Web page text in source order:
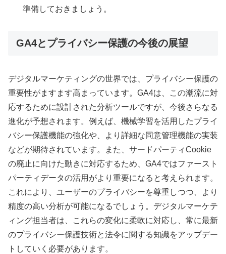
準備しておきましょう。
GA4とプライバシー保護の今後の展望
デジタルマーケティングの世界では、プライバシー保護の
重要性がますます高まっています。GA4は、この潮流に対
応するために設計された分析ツールですが、今後さらなる
進化が予想されます。例えば、機械学習を活用したプライ
バシー保護機能の強化や、より詳細な同意管理機能の実装
などが期待されています。また、サードパーティCookie
の廃止に向けた動きに対応するため、GA4ではファースト
パーティデータの活用がより重要になると考えられます。
これにより、ユーザーのプライバシーを尊重しつつ、より
精度の高い分析が可能になるでしょう。デジタルマーケテ
ィング担当者は、これらの変化に柔軟に対応し、常に最新
のプライバシー保護技術と法令に関する知識をアップデー
トしていく必要があります。